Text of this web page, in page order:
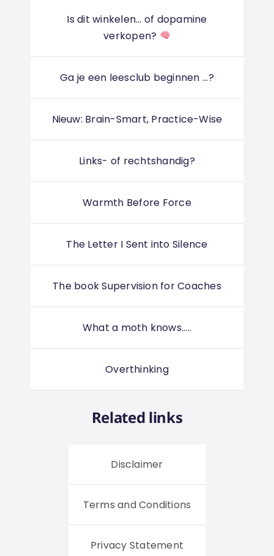
Is dit winkelen... of dopamine
verkopen?
Ga je een leesclub beginnen ...?
Nieuw: Brain-Smart, Practice-Wise
Links- of rechtshandig?
Warmth Before Force
The Letter I Sent into Silence
The book Supervision for Coaches
What a moth knows.....
Overthinking
Related links
Disclaimer
Terms and Conditions
Privacy Statement